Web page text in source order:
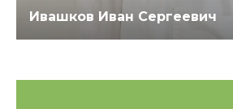
Ивашков Иван Сергеевич